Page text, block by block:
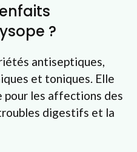
?
antiseptiques,
et toniques. Elle
pour les affections des
digestifs et la